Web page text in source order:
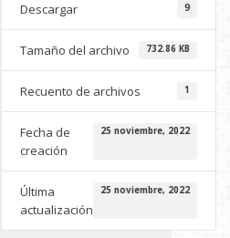
Descargar 9
Tamaño del archivo 732.86 KB
Recuento de archivos 1
Fecha de
creación
25 noviembre, 2022
Última
actualización
25 noviembre, 2022